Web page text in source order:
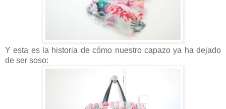
Y esta es la historia de cómo nuestro capazo ya ha dejado
de ser soso: